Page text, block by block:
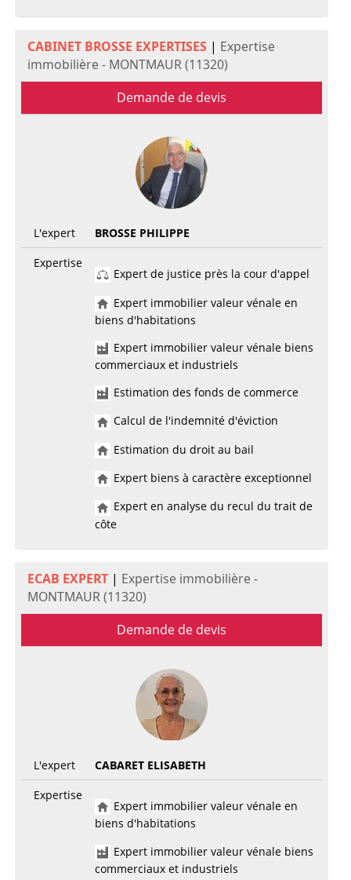
CABINET BROSSE EXPERTISES | Expertise
immobilière - MONTMAUR (11320)
Demande de devis
L'expert
BROSSE PHILIPPE
Expertise
Expert de justice près la cour d'appel
Expert immobilier valeur vénale en
biens d'habitations
Expert immobilier valeur vénale biens
commerciaux et industriels
Estimation des fonds de commerce
Calcul de l'indemnité d'éviction
Estimation du droit au bail
Expert biens à caractère exceptionnel
Expert en analyse du recul du trait de
côte
ECAB EXPERT| Expertise immobilière -
MONTMAUR (11320)
Demande de devis
L'expert
CABARET ELISABETH
Expertise
Expert immobilier valeur vénale en
biens d'habitations
Expert immobilier valeur vénale biens
commerciaux et industriels